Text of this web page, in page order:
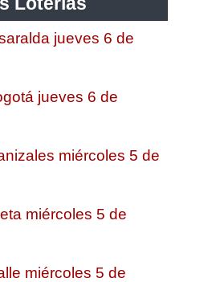
jueves 6 de
jueves 6 de
miércoles 5 de
miércoles 5 de
miércoles 5 de